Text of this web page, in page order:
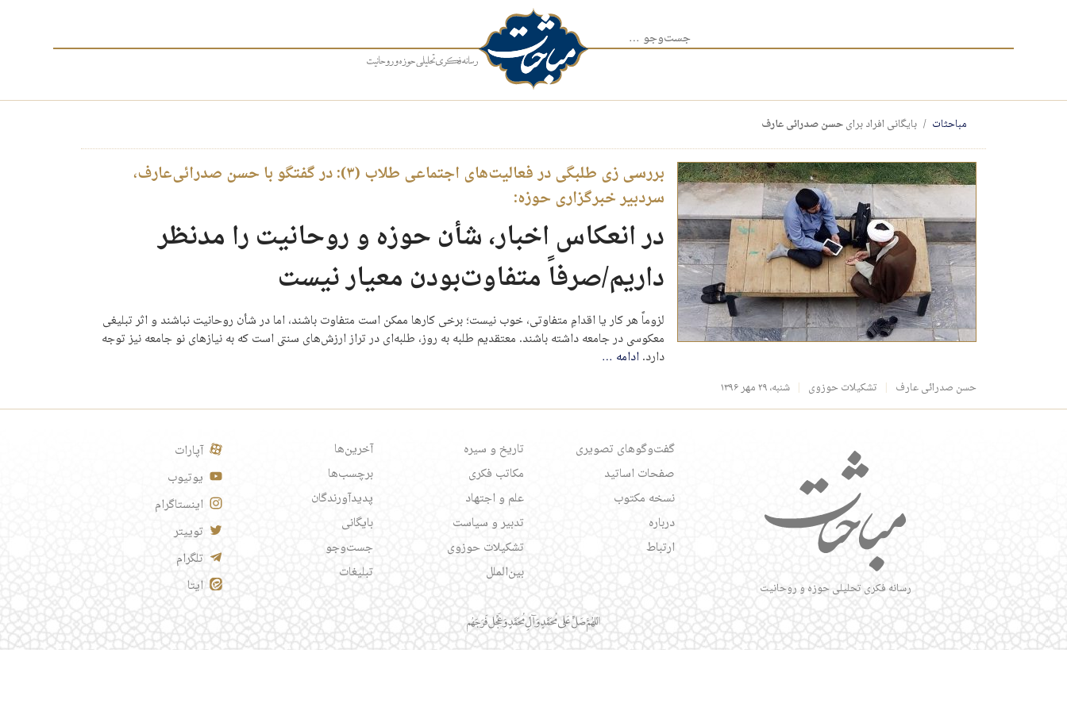
جست‌وجو برای:
مباحثات بایگانی افراد برایحسن صدرائی عارف
بررسی زی طلبگی در فعالیت‌های اجتماعی طلاب (۳): در گفتگو با حسن صدرائی‌عارف،
سردبیر خبرگزاری حوزه:
در انعکاس اخبار، شأن حوزه و روحانیت را مدنظر
داریم/صرفاً متفاوت‌بودن معیار نیست
لزوماً هر کار یا اقدامِ متفاوتی، خوب نیست؛ برخی کارها ممکن است متفاوت باشند، اما در شأن روحانیت نباشند و اثر تبلیغی
معکوسی در جامعه داشته باشند. معتقدیم طلبه به روز، طلبه‌ای در تراز ارزش‌های سنتی است که به نیازهای نو جامعه نیز توجه
دارد.ادامه …
حسن صدرائی عارف تشکیلات حوزوی شنبه، ۲۹ مهر ۱۳۹۶
رسانه فکری تحلیلی حوزه و روحانیت
گفت‌وگوهای تصویری
صفحات اساتید
نسخه مکتوب
درباره
ارتباط
تاریخ و سیره
مکاتب فکری
علم و اجتهاد
تدبیر و سیاست
تشکیلات حوزوی
بین‌الملل
آخرین‌ها
برچسب‌ها
پدیدآورندگان
بایگانی
جست‌وجو
تبلیغات
آپارات
یوتیوب
اینستاگرام
توییتر
تلگرام
ایتا